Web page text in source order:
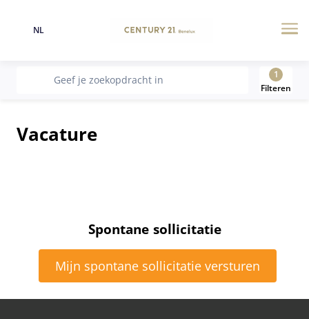
Taal
NL
recherche
Geef je zoekopdracht in
1
Filteren
Vacature
Spontane sollicitatie
Mijn spontane sollicitatie versturen